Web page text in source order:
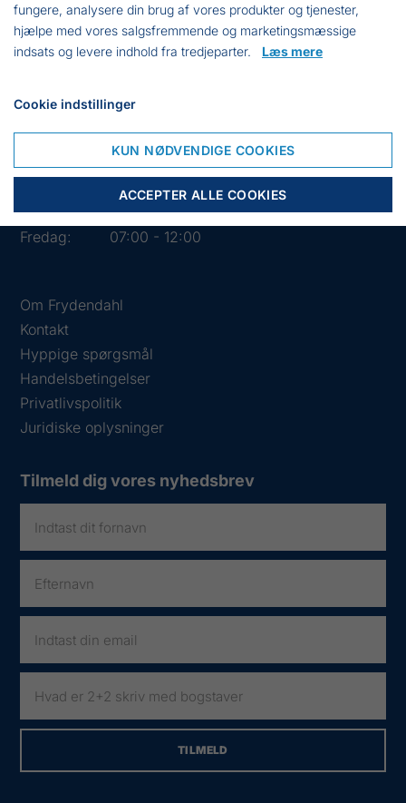
Åbningstider i butikken
Mandag:
07:00 - 15:30
Tirsdag:
07:00 - 15:30
07:00 - 15:30
Torsdag:
07:00 - 15:30
Fredag:
07:00 - 12:00
Om Frydendahl
Kontakt
Hyppige spørgsmål
Handelsbetingelser
Privatlivspolitik
Juridiske oplysninger
Tilmeld dig vores nyhedsbrev
fungere, analysere din brug af vores produkter og tjenester,
hjælpe med vores salgsfremmende og marketingsmæssige
indsats og levere indhold fra tredjeparter. Læs mere
Cookie indstillinger
KUN NØDVENDIGE COOKIES
ACCEPTER ALLE COOKIES